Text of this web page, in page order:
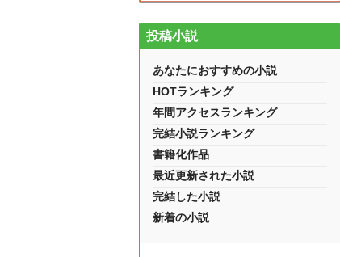
投稿小説
あなたにおすすめの小説
HOTランキング
年間アクセスランキング
完結小説ランキング
書籍化作品
最近更新された小説
完結した小説
新着の小説